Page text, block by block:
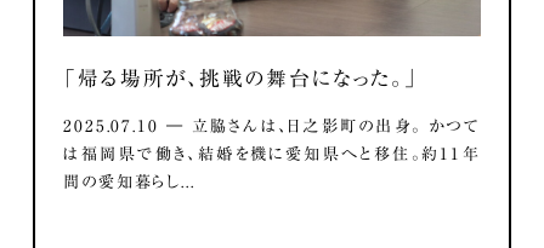
「帰る場所が、挑戦の舞台になった。」
2025.07.10 ― 立脇さんは、日之影町の出身。 かつて
は福岡県で働き、結婚を機に愛知県へと移住。約11年
間の愛知暮らし...